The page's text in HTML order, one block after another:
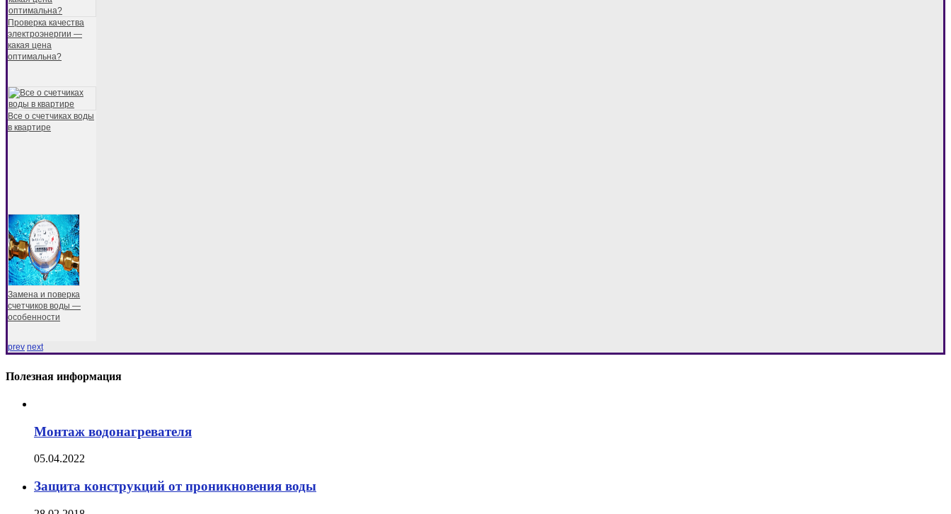
Проверка качества
электроэнергии —
какая цена
оптимальна?
Все о счетчиках воды
в квартире
Замена и поверка
счетчиков воды —
особенности
prev next
Полезная информация
Монтаж водонагревателя
05.04.2022
Защита конструкций от проникновения воды